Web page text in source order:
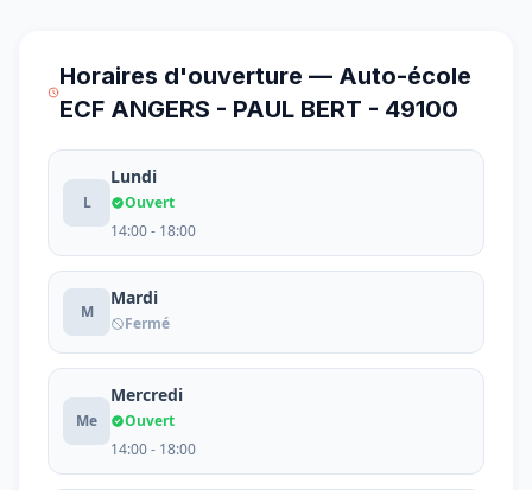
Horaires d'ouverture — Auto-école
ECF ANGERS - PAUL BERT - 49100
L
Lundi
Ouvert
14:00 - 18:00
M
Mardi
Fermé
Me
Mercredi
Ouvert
14:00 - 18:00